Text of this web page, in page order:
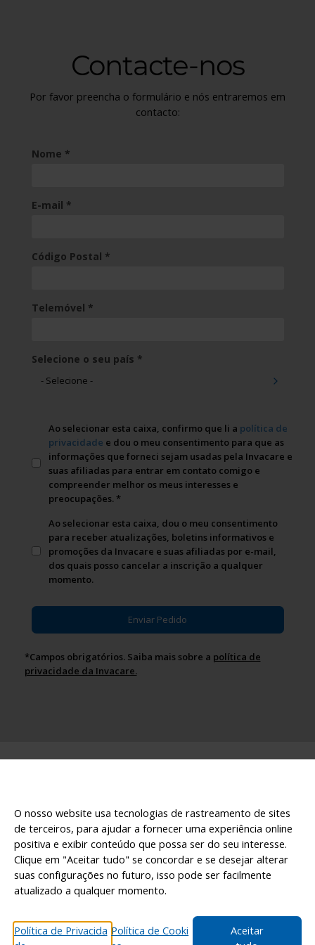
O nosso website usa tecnologias de rastreamento de sites
de terceiros, para ajudar a fornecer uma experiência online
positiva e exibir conteúdo que possa ser do seu interesse.
Clique em "Aceitar tudo" se concordar e se desejar alterar
suas configurações no futuro, isso pode ser facilmente
atualizado a qualquer momento.
Política de Privacida Política de Cooki
Aceitar
Contacte-nos
Por favor preencha o formulário e nós entraremos em
contacto:
Nome (required)
*
E-mail (required)
*
Código Postal (required)
*
Telemóvel (required)
*
Selecione o seu país (required)
*
Ao selecionar esta caixa, confirmo que li a política de
privacidade e dou o meu consentimento para que as
informações que forneci sejam usadas pela Invacare e
suas afiliadas para entrar em contato comigo e
compreender melhor os meus interesses e
preocupações. *(required)
Ao selecionar esta caixa, dou o meu consentimento
para receber atualizações, boletins informativos e
promoções da Invacare e suas afiliadas por e-mail,
dos quais posso cancelar a inscrição a qualquer
momento.
*Campos obrigatórios. Saiba mais sobre a política de
privacidade da Invacare.
© 2026 Invacare International GmbH - Todos os direitos
reservados.
Política de Privacidade
Isenção de responsabilidade